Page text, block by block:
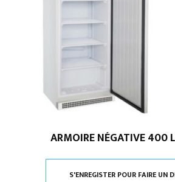
ARMOIRE NÉGATIVE 400
S'ENREGISTER POUR FAIRE UN